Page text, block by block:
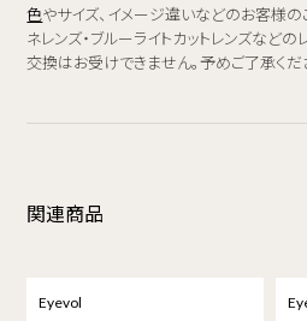
色やサイズ、イメージ違いなどのお客様
ネレンズ・ブルーライトカットレンズなど
交換はお受けできません。予めご了承くだ
関連商品
Eyevol